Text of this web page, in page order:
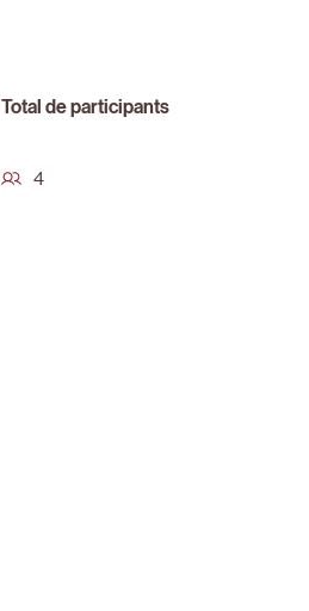
Total de participants
4